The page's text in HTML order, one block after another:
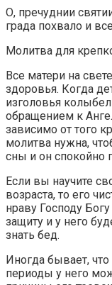
О, пречуднии
града похвало и
Молитва для
Все матери на
здоровья. Когда
изголовья
обращением к
зависимо от того
молитва нужна,
сны и он спокойно
Если вы научите
возраста, то его
нраву Господу
защиту и у него
знать бед.
Иногда бывает,
периоды у него